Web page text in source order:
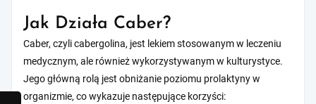
Jak Działa Caber?
Caber, czyli cabergolina, jest lekiem stosowanym w leczeniu
medycznym, ale również wykorzystywanym w kulturystyce.
Jego główną rolą jest obniżanie poziomu prolaktyny w
organizmie, co wykazuje następujące korzyści: